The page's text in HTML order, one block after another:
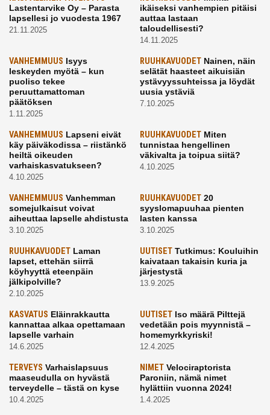
Lastentarvike Oy – Parasta
lapsellesi jo vuodesta 1967
21.11.2025
ikäiseksi vanhempien pitäisi
auttaa lastaan
taloudellisesti?
14.11.2025
VANHEMMUUS Isyys
leskeyden myötä – kun
puoliso tekee
peruuttamattoman
päätöksen
1.11.2025
RUUHKAVUODETNainen, näin
selätät haasteet aikuisiän
ystävyyssuhteissa ja löydät
uusia ystäviä
7.10.2025
VANHEMMUUS Lapseni eivät
käy päiväkodissa – riistänkö
heiltä oikeuden
varhaiskasvatukseen?
4.10.2025
RUUHKAVUODETMiten
tunnistaa hengellinen
väkivalta ja toipua siitä?
4.10.2025
VANHEMMUUS Vanhemman
somejulkaisut voivat
aiheuttaa lapselle ahdistusta
3.10.2025
RUUHKAVUODET20
syyslomapuuhaa pienten
lasten kanssa
3.10.2025
RUUHKAVUODET Laman
lapset, ettehän siirrä
köyhyyttä eteenpäin
jälkipolville?
2.10.2025
UUTISETTutkimus: Kouluihin
kaivataan takaisin kuria ja
järjestystä
13.9.2025
KASVATUS Eläinrakkautta
kannattaa alkaa opettamaan
lapselle varhain
14.6.2025
UUTISETIso määrä Pilttejä
vedetään pois myynnistä –
homemyrkkyriski!
12.4.2025
TERVEYS Varhaislapsuus
maaseudulla on hyvästä
terveydelle – tästä on kyse
10.4.2025
NIMETVelociraptorista
Paroniin, nämä nimet
hylättiin vuonna 2024!
1.4.2025